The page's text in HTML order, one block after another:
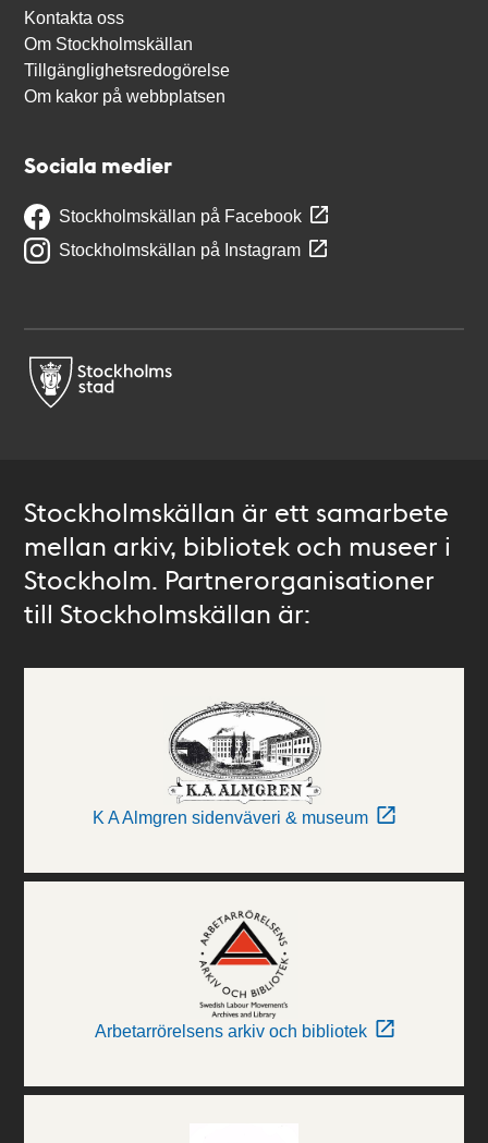
Kontakta oss
Om Stockholmskällan
Tillgänglighetsredogörelse
Om kakor på webbplatsen
Sociala medier
Stockholmskällan på Facebook
Stockholmskällan på Instagram
Stockholmskällan är ett samarbete
mellan arkiv, bibliotek och museer i
Stockholm. Partnerorganisationer
till Stockholmskällan är:
K A Almgren sidenväveri & museum
Arbetarrörelsens arkiv och bibliotek